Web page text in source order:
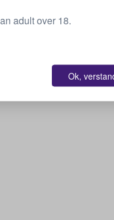
adult over 18.
Ok,